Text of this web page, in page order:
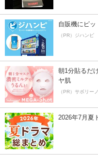
自販機にピッ
（PR）ジハンピ
朝1分貼るだ
ヤ肌
（PR）サボリーノ
2026年7月夏